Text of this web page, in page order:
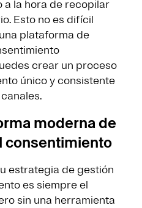
a la hora de recopilar
Esto no es difícil
plataforma de
crear un proceso
único y consistente
moderna de
consentimiento
estrategia de gestión
es siempre el
sin una herramienta